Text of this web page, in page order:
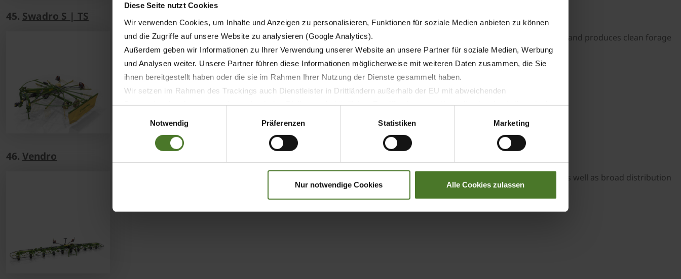
Diese Seite nutzt Cookies
Wir verwenden Cookies, um Inhalte und Anzeigen zu personalisieren, Funktionen für soziale Medien anbieten zu können
und die Zugriffe auf unsere Website zu analysieren (Google Analytics).
Außerdem geben wir Informationen zu Ihrer Verwendung unserer Website an unsere Partner für soziale Medien, Werbung
und Analysen weiter. Unsere Partner führen diese Informationen möglicherweise mit weiteren Daten zusammen, die Sie
ihnen bereitgestellt haben oder die sie im Rahmen Ihrer Nutzung der Dienste gesammelt haben.
Wir setzen im Rahmen des Trackings auch Dienstleister in Drittländern außerhalb der EU mit abweichenden
Datenschutzbestimmungen ein, wodurch das Risiko von behördlichen Zugriffen bzw. von Kontrollverlust bzgl. übermittelter
Impressum
Notwendig
Präferenzen Statistiken Marketing
Nur notwendige Cookies Alle Cookies zulassen
45. Swadro S | TS
The pull-type cardanic suspension – Optimum contouring and cleanest rakes ­KRONE Jet Effect – Protects the sward and produces clean forage
without poking into the ground KRONE rotor gearboxes –…
46. Vendro
The new rotary tedders from KRONE Vendro New ­KRONE OptiTurn tine: For optimum crop pick-up and spreading as well as broad distribution
Gauge wheels run close to the tines: For exact guidance…